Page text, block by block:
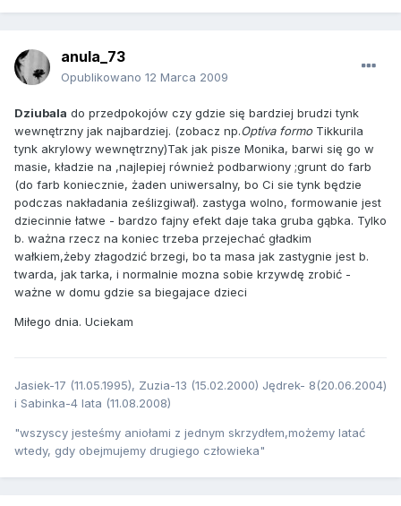
anula_73
Opublikowano 12 Marca 2009
Dziubala do przedpokojów czy gdzie się bardziej brudzi tynk
wewnętrzny jak najbardziej. (zobacz np.Optiva formoTikkurila
tynk akrylowy wewnętrzny)Tak jak pisze Monika, barwi się go w
masie, kładzie na ,najlepiej również podbarwiony ;grunt do farb
(do farb koniecznie, żaden uniwersalny, bo Ci sie tynk będzie
podczas nakładania ześlizgiwał). zastyga wolno, formowanie jest
dziecinnie łatwe - bardzo fajny efekt daje taka gruba gąbka. Tylko
b. ważna rzecz na koniec trzeba przejechać gładkim
wałkiem,żeby złagodzić brzegi, bo ta masa jak zastygnie jest b.
twarda, jak tarka, i normalnie mozna sobie krzywdę zrobić -
ważne w domu gdzie sa biegajace dzieci
Miłego dnia. Uciekam
Jasiek-17 (11.05.1995), Zuzia-13 (15.02.2000) Jędrek- 8(20.06.2004)
i Sabinka-4 lata (11.08.2008)
"wszyscy jesteśmy aniołami z jednym skrzydłem,możemy latać
wtedy, gdy obejmujemy drugiego człowieka"